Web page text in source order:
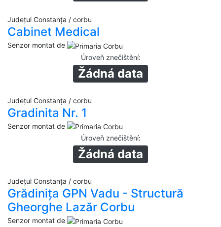
Județul Constanța / corbu
Cabinet Medical
Senzor montat de
Úroveň znečištění:
Žádná data
Județul Constanța / corbu
Gradinita Nr. 1
Senzor montat de
Úroveň znečištění:
Žádná data
Județul Constanța / corbu
Grădinița GPN Vadu - Structură
Gheorghe Lazăr Corbu
Senzor montat de